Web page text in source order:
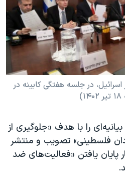
در جلسه هفتگی کابینه در
را با هدف «جلوگیری از
فلسطینی» تصویب و منتشر
پایان یافتن «فعالیت‌های ضد